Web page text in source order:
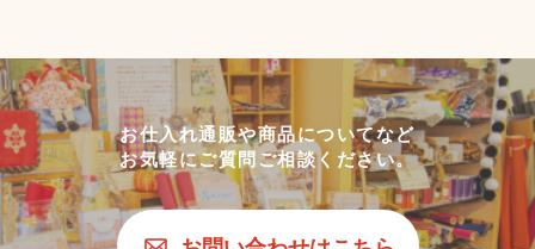
お仕入れ通販や商品についてなど
お気軽にご質問ご相談ください。